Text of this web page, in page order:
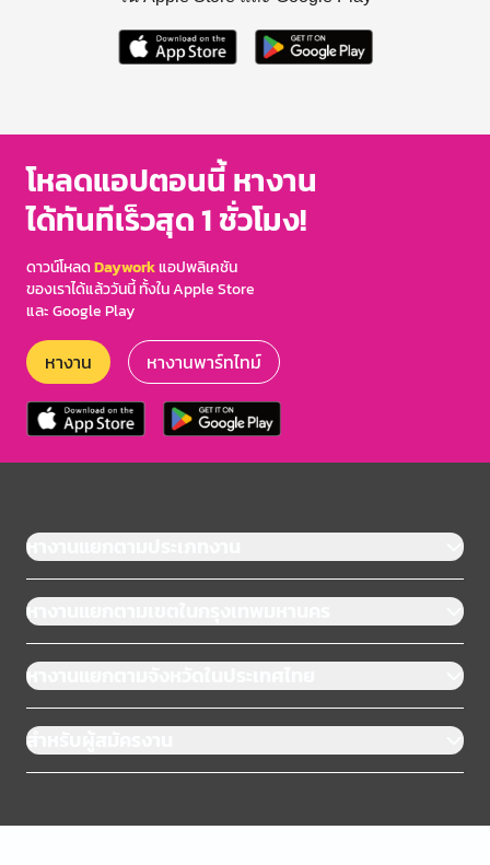
โหลดแอปตอนนี้ หางาน
ได้ทันทีเร็วสุด 1 ชั่วโมง!
ดาวน์โหลดDayworkแอปพลิเคชัน
ของเราได้แล้ววันนี้ ทั้งใน Apple Store
และ Google Play
หางาน หางานพาร์ทไทม์
หางานแยกตามประเภทงาน
หางานแยกตามเขตในกรุงเทพมหานคร
หางานแยกตามจังหวัดในประเทศไทย
สำหรับผู้สมัครงาน